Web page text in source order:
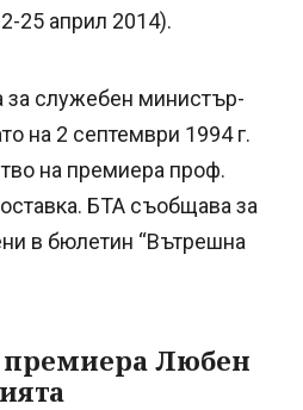
25 април 2014).
за служебен министър-
на 2 септември 1994 г.
на премиера проф.
БТА съобщава за
в бюлетин “Вътрешна
Любен